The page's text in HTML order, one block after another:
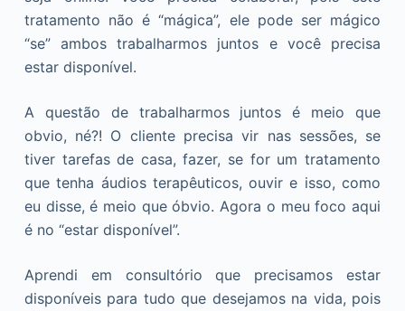
tratamento não é “mágica”, ele pode ser mágico
“se” ambos trabalharmos juntos e você precisa
estar disponível.
A questão de trabalharmos juntos é meio que
obvio, né?! O cliente precisa vir nas sessões, se
tiver tarefas de casa, fazer, se for um tratamento
que tenha áudios terapêuticos, ouvir e isso, como
eu disse, é meio que óbvio. Agora o meu foco aqui
é no “estar disponível”.
Aprendi em consultório que precisamos estar
disponíveis para tudo que desejamos na vida, pois